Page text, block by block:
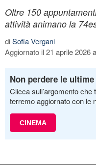
Oltre 150
attività animano la
diSofia Vergani
Aggiornato il 21 aprile 2026
Non perdere le
Clicca sull’argomento
terremo aggiornato con le
CINEMA